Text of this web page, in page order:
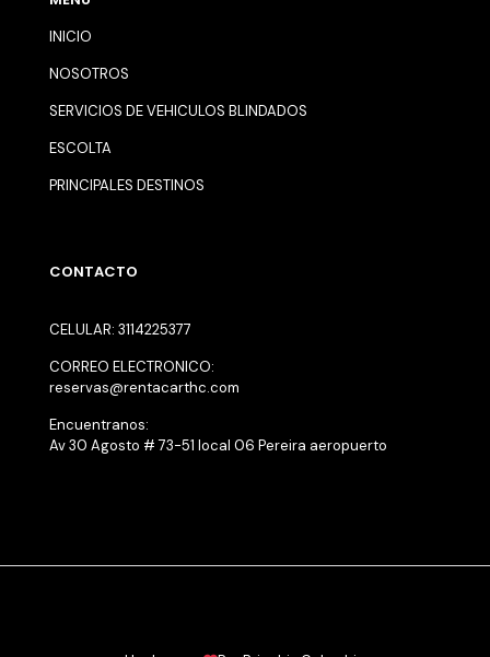
INICIO
NOSOTROS
SERVICIOS DE VEHICULOS BLINDADOS
ESCOLTA
PRINCIPALES DESTINOS
CONTACTO
CELULAR: 3114225377
CORREO ELECTRONICO:
reservas@rentacarthc.com
Encuentranos:
Av 30 Agosto # 73-51 local 06 Pereira aeropuerto